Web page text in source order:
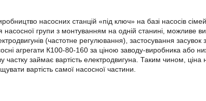
насосних станцій «під ключ» на базі насосів
групи з монтуванням на одній станині, можливе
(частотне регулювання), застосування засувок
агрегати К100-80-160 за ціною заводу-виробника або
частку займає вартість електродвигуна. Таким чином, ціна
вартість самої насосної частини.